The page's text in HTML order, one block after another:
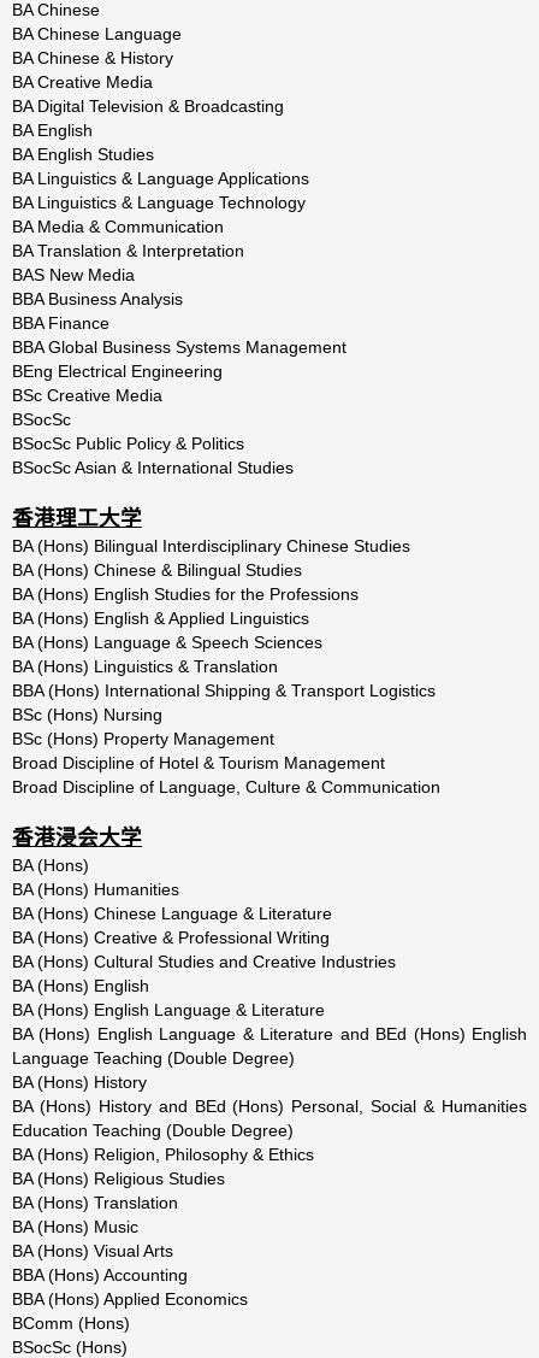
BA Chinese
BA Chinese Language
BA Chinese & History
BA Creative Media
BA Digital Television & Broadcasting
BA English
BA English Studies
BA Linguistics & Language Applications
BA Linguistics & Language Technology
BA Media & Communication
BA Translation & Interpretation
BAS New Media
BBA Business Analysis
BBA Finance
BBA Global Business Systems Management
BEng Electrical Engineering
BSc Creative Media
BSocSc
BSocSc Public Policy & Politics
BSocSc Asian & International Studies
香港理工大学
BA (Hons) Bilingual Interdisciplinary Chinese Studies
BA (Hons) Chinese & Bilingual Studies
BA (Hons) English Studies for the Professions
BA (Hons) English & Applied Linguistics
BA (Hons) Language & Speech Sciences
BA (Hons) Linguistics & Translation
BBA (Hons) International Shipping & Transport Logistics
BSc (Hons) Nursing
BSc (Hons) Property Management
Broad Discipline of Hotel & Tourism Management
Broad Discipline of Language, Culture & Communication
香港浸会大学
BA (Hons)
BA (Hons) Humanities
BA (Hons) Chinese Language & Literature
BA (Hons) Creative & Professional Writing
BA (Hons) Cultural Studies and Creative Industries
BA (Hons) English
BA (Hons) English Language & Literature
BA (Hons) English Language & Literature and BEd (Hons) English
Language Teaching (Double Degree)
BA (Hons) History
BA (Hons) History and BEd (Hons) Personal, Social & Humanities
Education Teaching (Double Degree)
BA (Hons) Religion, Philosophy & Ethics
BA (Hons) Religious Studies
BA (Hons) Translation
BA (Hons) Music
BA (Hons) Visual Arts
BBA (Hons) Accounting
BBA (Hons) Applied Economics
BComm (Hons)
BSocSc (Hons)